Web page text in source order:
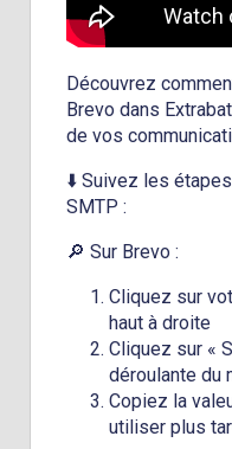
Découvrez
Brevo dans
de vos
⬇️ Suivez les
SMTP :
🔎 Sur Brevo :
Cliquez sur
haut à droite
Cliquez sur «
déroulante du
Copiez la
utiliser plus